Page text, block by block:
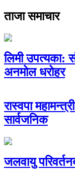
ताजा समाचार
लिमी उपत्यका:
अनमोल धरोहर
रास्वपा
सार्वजनिक
जलवायु